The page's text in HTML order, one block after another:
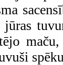
jūras